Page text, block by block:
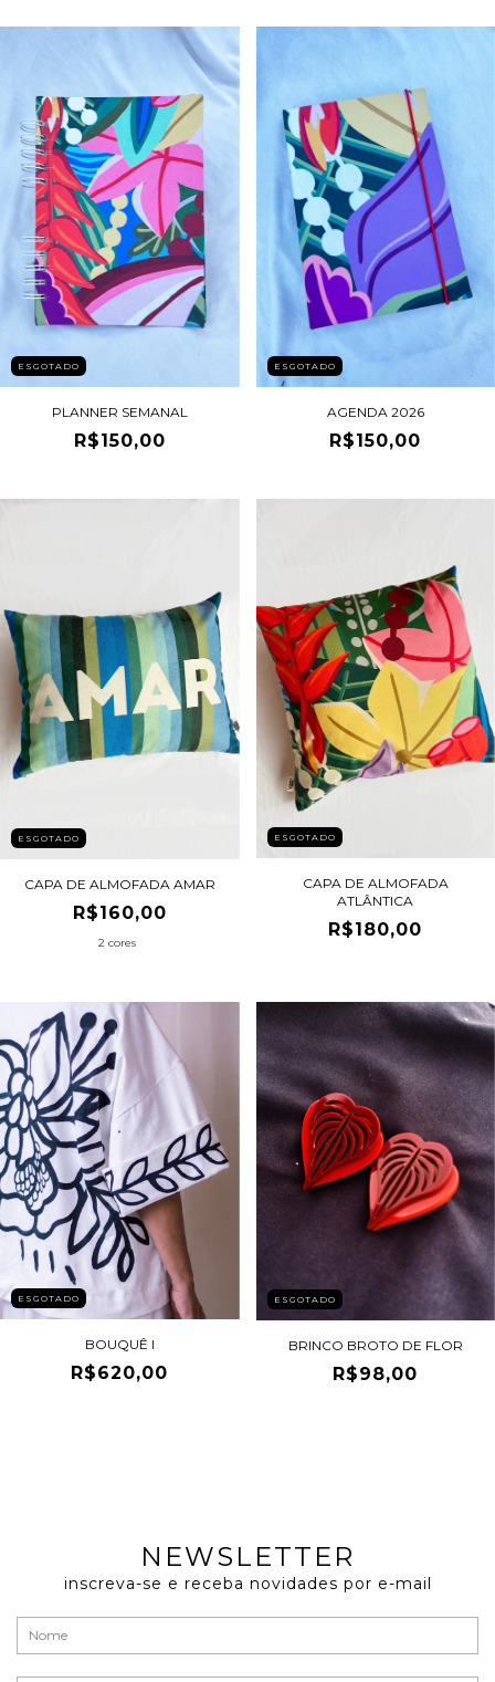
ESGOTADO
PLANNER SEMANAL
R$150,00
ESGOTADO
AGENDA 2026
R$150,00
ESGOTADO
CAPA DE ALMOFADA AMAR
R$160,00
2 cores
ESGOTADO
CAPA DE ALMOFADA
ATLÂNTICA
R$180,00
ESGOTADO
BOUQUÊ I
R$620,00
ESGOTADO
BRINCO BROTO DE FLOR
R$98,00
NEWSLETTER
inscreva-se e receba novidades por e-mail